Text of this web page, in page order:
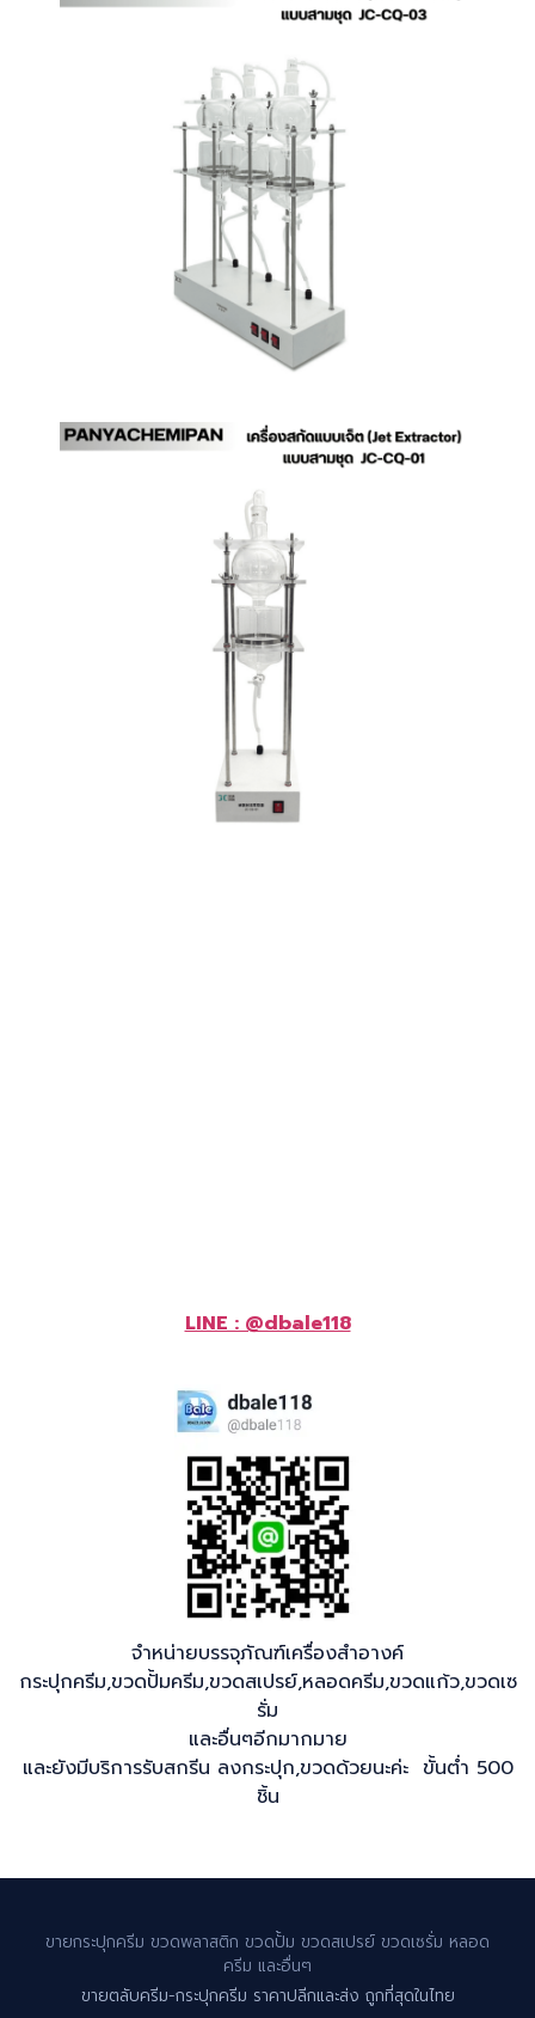
LINE : @dbale118
จำหน่ายบรรจุภัณฑ์เครื่องสำอางค์
กระปุกครีม,ขวดปั้มครีม,ขวดสเปรย์,หลอดครีม,ขวดแก้ว,ขวดเซ
รั่ม
และอื่นๆอีกมากมาย
และยังมีบริการรับสกรีน ลงกระปุก,ขวดด้วยนะค่ะ ขั้นต่ำ 500
ชิ้น
ขายกระปุกครีม ขวดพลาสติก ขวดปั้ม ขวดสเปรย์ ขวดเซรั่ม หลอด
ครีม และอื่นๆ
ขายตลับครีม-กระปุกครีม ราคาปลีกและส่ง ถูกที่สุดในไทย